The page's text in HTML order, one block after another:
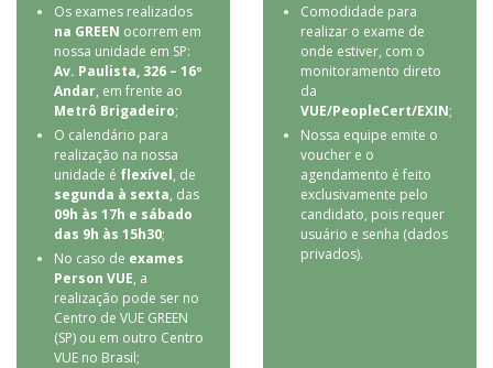
Os exames realizados
na GREEN ocorrem em
nossa unidade em SP:
Av. Paulista, 326 – 16º
Andar, em frente ao
Metrô Brigadeiro;
O calendário para
realização na nossa
unidade é flexível, de
segunda à sexta, das
09h às 17h e sábado
das 9h às 15h30;
No caso de exames
Person VUE, a
realização pode ser no
Centro de VUE GREEN
(SP) ou em outro Centro
VUE no Brasil;
Comodidade para
realizar o exame de
onde estiver, com o
monitoramento direto
da
VUE/PeopleCert/EXIN;
Nossa equipe emite o
voucher e o
agendamento é feito
exclusivamente pelo
candidato, pois requer
usuário e senha (dados
privados).